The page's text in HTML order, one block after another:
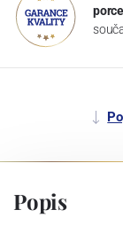
Popis